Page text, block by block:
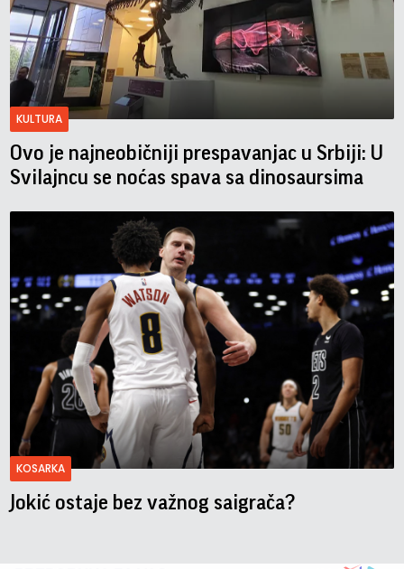
KULTURA
Ovo je najneobičniji prespavanjac u Srbiji: U
Svilajncu se noćas spava sa dinosaursima
KOSARKA
Jokić ostaje bez važnog saigrača?